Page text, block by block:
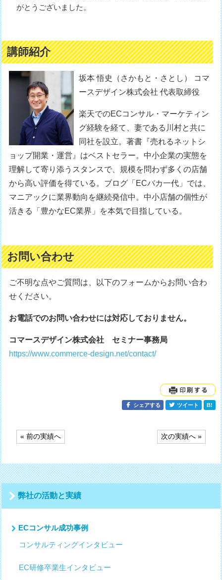
がとうございました。
講師紹介
坂本 悟史（さかもと・さとし） コマ
ースデザイン株式会社 代表取締役
楽天でのECコンサル・マーケティン
グ経験を経て、妻である川村と共に
同社を設立。著書『売れるネットシ
ョップ開業・運営』はベストセラー。中小企業の実態を
理解して寄り添うスタンスで、規模を問わず多くの店舗
から高い評価を得ている。ブログ「ECバカ一代」では、
マニアックに業界動向を継続発信中。中小店舗の個性が
活きる「豊かなEC業界」を本気で目指している。
お問い合わせ
ご不明な点やご質問は、以下のフォームからお問い合わ
せください。
お電話でのお問い合わせには対応しておりません。
コマースデザイン株式会社 セミナー事務局
https://www.commerce-design.net/contact/
シェアする ツイート B!
投
稿
ナ
ビ
ゲ
ー
シ
ョ
ン
« 前の実績へ 次の実績へ »
弊社の活動と実績
ECコンサル成功事例
コンサルティングインタビュー
EC研修卒業生インタビュー